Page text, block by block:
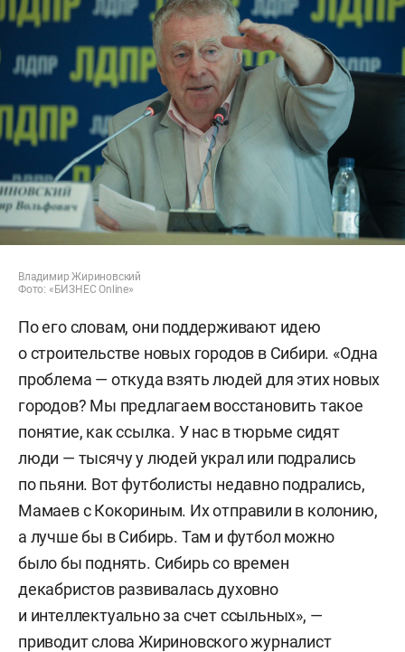
Владимир Жириновский
Фото: «БИЗНЕС Online»
По его словам, они поддерживают идею
о строительстве новых городов в Сибири. «Одна
проблема — откуда взять людей для этих новых
городов? Мы предлагаем восстановить такое
понятие, как ссылка. У нас в тюрьме сидят
люди — тысячу у людей украл или подрались
по пьяни. Вот футболисты недавно подрались,
Мамаев с Кокориным. Их отправили в колонию,
а лучше бы в Сибирь. Там и футбол можно
было бы поднять. Сибирь со времен
декабристов развивалась духовно
и интеллектуально за счет ссыльных», —
приводит слова Жириновского журналист